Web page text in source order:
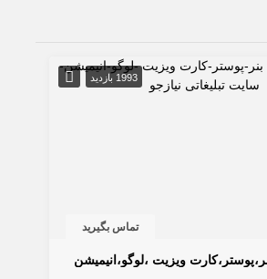
1993 بازدید
تماس بگیرید
ویزیت ،لوگو،انیمیشن